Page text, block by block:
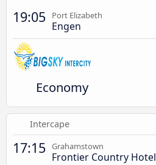
19:05 Port Elizabeth
Engen
Economy
Intercape
17:15 Grahamstown
Frontier Country Hotel